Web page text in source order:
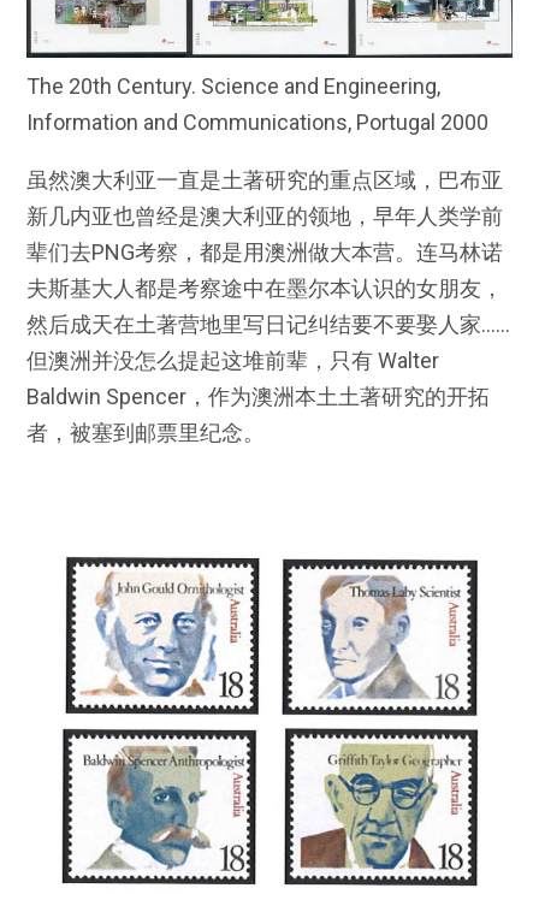
The 20th Century. Science and Engineering,
Information and Communications, Portugal 2000
虽然澳大利亚一直是土著研究的重点区域，巴布亚
新几内亚也曾经是澳大利亚的领地，早年人类学前
辈们去PNG考察，都是用澳洲做大本营。连马林诺
夫斯基大人都是考察途中在墨尔本认识的女朋友，
然后成天在土著营地里写日记纠结要不要娶人家……
但澳洲并没怎么提起这堆前辈，只有 Walter
Baldwin Spencer，作为澳洲本土土著研究的开拓
者，被塞到邮票里纪念。